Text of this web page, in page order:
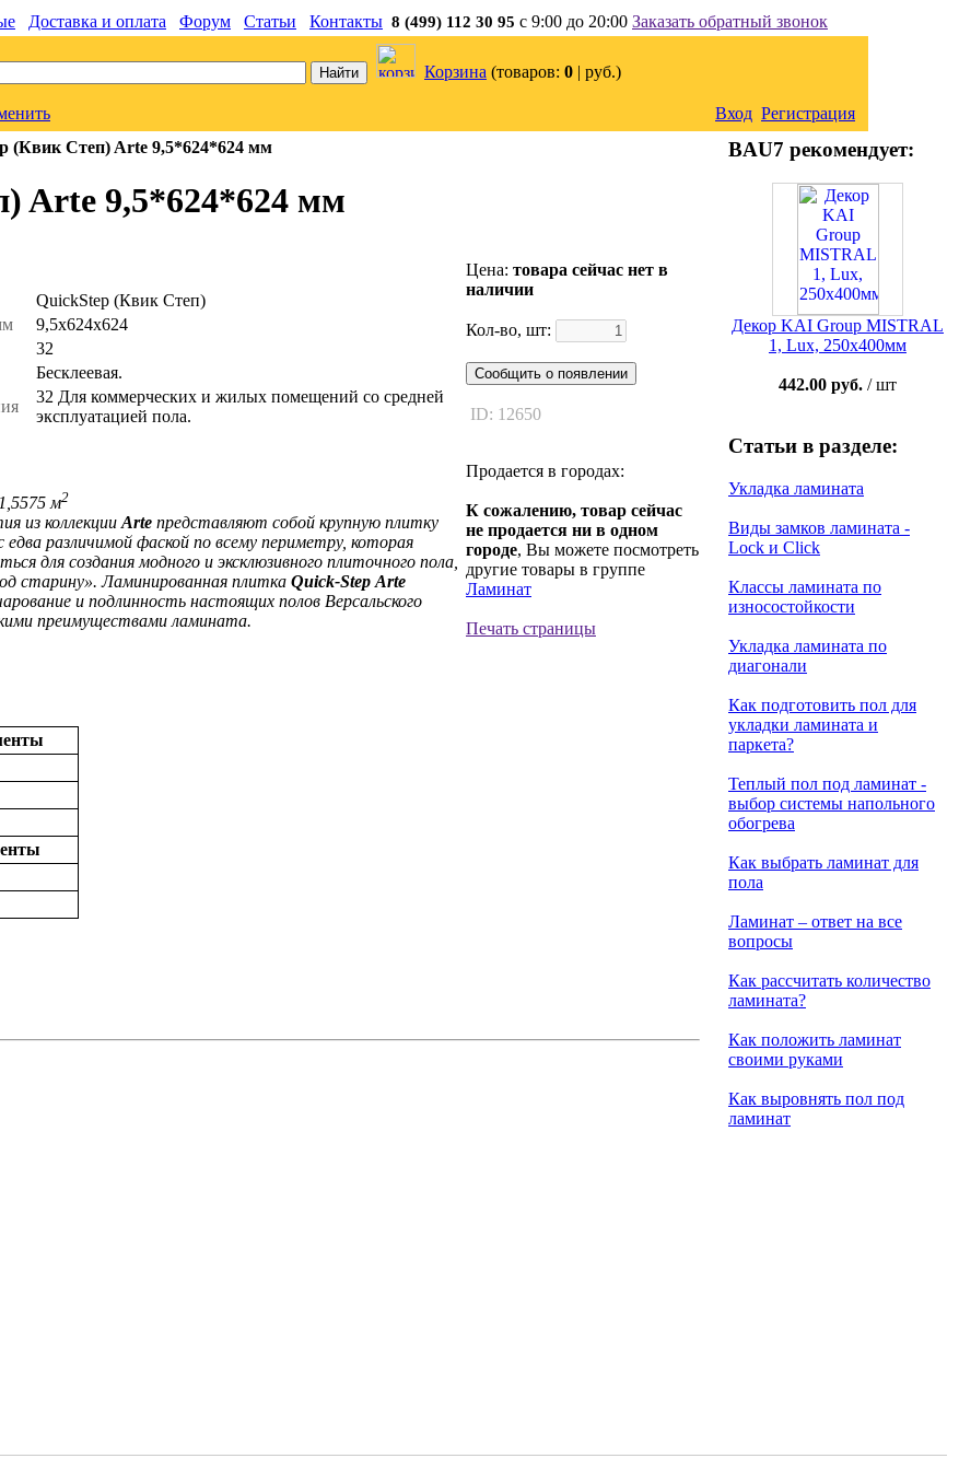
Доставка и оплата Форум Статьи Контакты 8 (499) 112 30 95 с 9:00 до 20:00 Заказать обратный звонок
Корзина (товаров: 0 | руб.)
Вход Регистрация
(Квик Степ) Arte 9,5*624*624 мм
Arte 9,5*624*624 мм
QuickStep (Квик Степ)
9,5x624х624
32
Бесклеевая.
32 Для коммерческих и жилых помещений со средней
эксплуатацией пола.
м2
из коллекции Arte представляют собой крупную плитку
различимой фаской по всему периметру, которая
для создания модного и эксклюзивного плиточного пола,
старину». Ламинированная плитка Quick-Step Arte
и подлинность настоящих полов Версальского
преимуществами ламината.
Цена: товара сейчас нет в
наличии
Кол-во, шт:
Сообщить о появлении
ID: 12650
Продается в городах:
К сожалению, товар сейчас
не продается ни в одном
городе, Вы можете посмотреть
другие товары в группе
Ламинат
Печать страницы
BAU7 рекомендует:
Декор KAI Group MISTRAL
1, Lux, 250x400мм
442.00 руб. / шт
Статьи в разделе:
Укладка ламината
Виды замков ламината -
Lock и Click
Классы ламината по
износостойкости
Укладка ламината по
диагонали
Как подготовить пол для
укладки ламината и
паркета?
Теплый пол под ламинат -
выбор системы напольного
обогрева
Как выбрать ламинат для
пола
Ламинат – ответ на все
вопросы
Как рассчитать количество
ламината?
Как положить ламинат
своими руками
Как выровнять пол под
ламинат